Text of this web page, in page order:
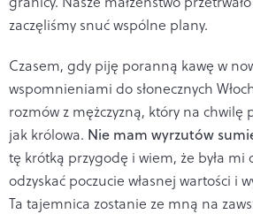
zaczęliśmy snuć wspólne plany.
Czasem, gdy piję poranną kawę w
wspomnieniami do słonecznych
rozmów z mężczyzną, który na chwilę
jak królowa. Nie mam wyrzutów
tę krótką przygodę i wiem, że była
odzyskać poczucie własnej wartości i
Ta tajemnica zostanie ze mną na